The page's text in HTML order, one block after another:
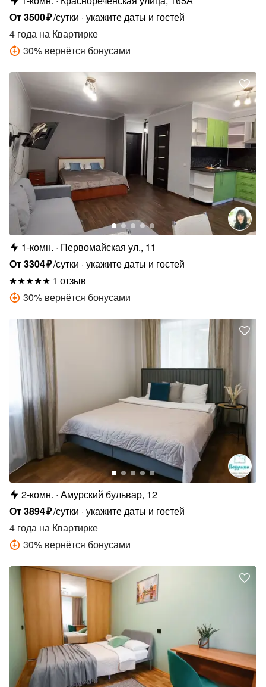
От3500₽/сутки укажите даты и гостей
4 года на Квартирке
30% вернётся бонусами
1-комн.
Первомайская ул., 11
От3304₽/сутки укажите даты и гостей
1 отзыв
30% вернётся бонусами
2-комн. Амурский бульвар, 12
От3894₽/сутки укажите даты и гостей
4 года на Квартирке
30% вернётся бонусами